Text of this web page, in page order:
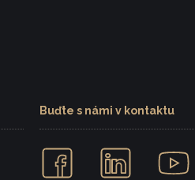
Buďte s námi v kontaktu